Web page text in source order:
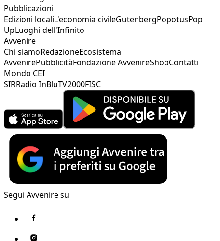
Pubblicazioni
Edizioni localiL'economia civileGutenbergPopotusPop
UpLuoghi dell'Infinito
Avvenire
Chi siamoRedazioneEcosistema
AvvenirePubblicitàFondazione AvvenireShopContatti
Mondo CEI
SIRRadio InBluTV2000FISC
Segui Avvenire su